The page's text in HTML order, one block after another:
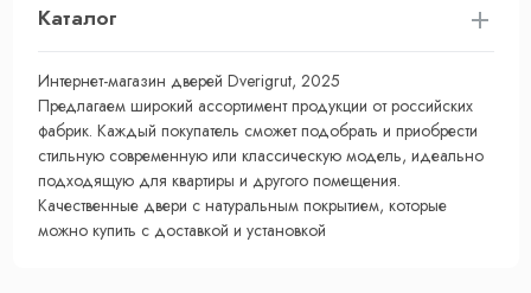
Каталог
Интернет-магазин дверей Dverigrut, 2025
Предлагаем широкий ассортимент продукции от российских
фабрик. Каждый покупатель сможет подобрать и приобрести
стильную современную или классическую модель, идеально
подходящую для квартиры и другого помещения.
Качественные двери с натуральным покрытием, которые
можно купить с доставкой и установкой